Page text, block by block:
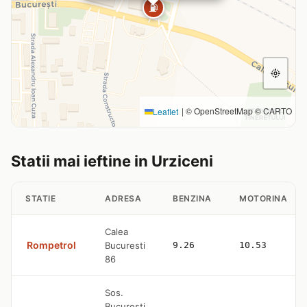
⛽
Leaflet | © OpenStreetMap © CARTO
Statii mai ieftine in Urziceni
STATIE ADRESA BENZINA MOTORINA
Rompetrol
Calea
Bucuresti
86
9.26 10.53
Sos.